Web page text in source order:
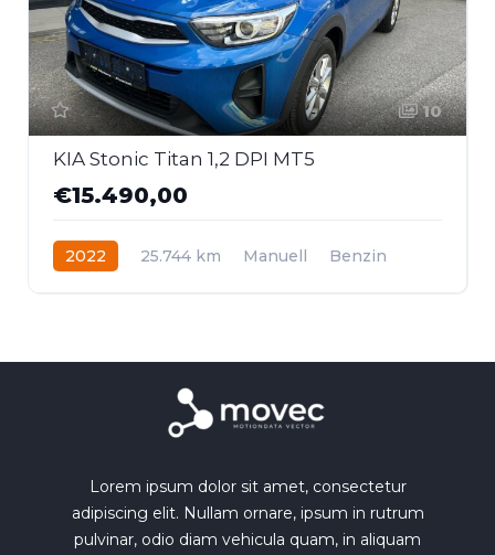
10
KIA Stonic Titan 1,2 DPI MT5
€15.490,00
2022 25.744 km Manuell
Benzin
Lorem ipsum dolor sit amet, consectetur
adipiscing elit. Nullam ornare, ipsum in rutrum
pulvinar, odio diam vehicula quam, in aliquam